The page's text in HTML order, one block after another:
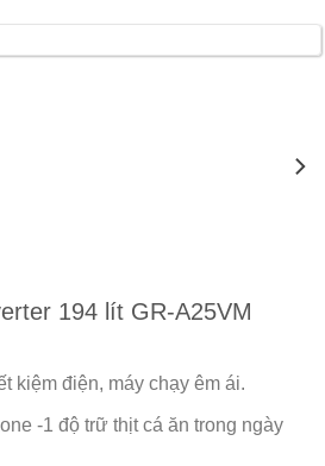
194 lít GR-A25VM
kiệm điện, máy chạy êm ái.
-1 độ trữ thịt cá ăn trong ngày